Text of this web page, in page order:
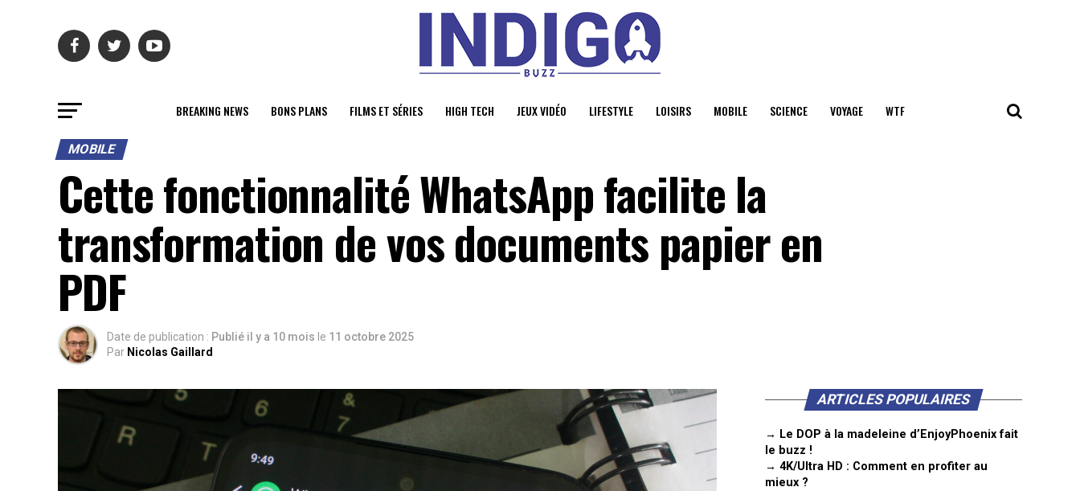
BREAKING NEWS BONS PLANS FILMS ET SÉRIES HIGH TECH JEUX VIDÉO LIFESTYLE LOISIRS MOBILE SCIENCE VOYAGE WTF
MOBILE
Cette fonctionnalité WhatsApp facilite la
transformation de vos documents papier en
PDF
Date de publication : Publié il y a 10 mois le 11 octobre 2025
Par Nicolas Gaillard
ARTICLES POPULAIRES
→ Le DOP à la madeleine d’EnjoyPhoenix fait
le buzz !
→ 4K/Ultra HD : Comment en profiter au
mieux ?